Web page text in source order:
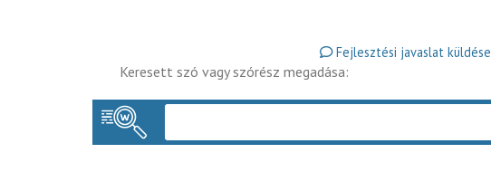
Fejlesztési javaslat küldése
Keresett szó vagy szórész megadása: